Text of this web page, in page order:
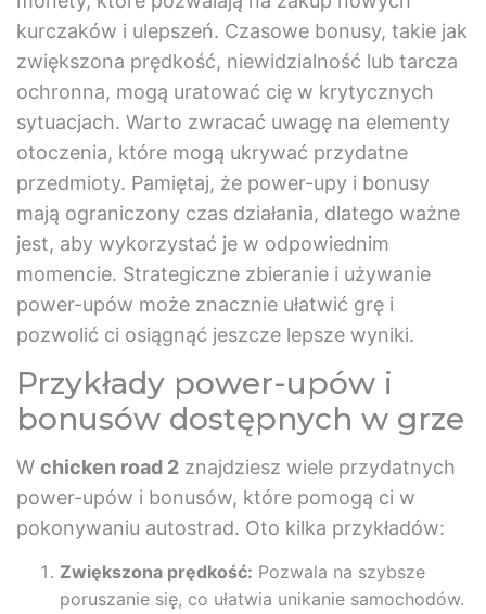
kurczaków i ulepszeń. Czasowe bonusy, takie jak
zwiększona prędkość, niewidzialność lub tarcza
ochronna, mogą uratować cię w krytycznych
sytuacjach. Warto zwracać uwagę na elementy
otoczenia, które mogą ukrywać przydatne
przedmioty. Pamiętaj, że power-upy i bonusy
mają ograniczony czas działania, dlatego ważne
jest, aby wykorzystać je w odpowiednim
momencie. Strategiczne zbieranie i używanie
power-upów może znacznie ułatwić grę i
pozwolić ci osiągnąć jeszcze lepsze wyniki.
Przykłady power-upów i
bonusów dostępnych w grze
W chicken road 2 znajdziesz wiele przydatnych
power-upów i bonusów, które pomogą ci w
pokonywaniu autostrad. Oto kilka przykładów:
Zwiększona prędkość: Pozwala na szybsze
poruszanie się, co ułatwia unikanie samochodów.